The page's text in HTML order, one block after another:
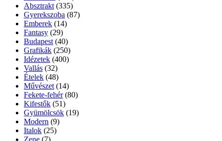
Absztrakt (335)
Gyerekszoba (87)
Emberek (14)
Fantasy (29)
Budapest (40)
Grafikák (250)
Idézetek (400)
Vallás (32)
Ételek (48)
Művészet (14)
Fekete-fehér (80)
Kifestők (51)
Gyümölcsök (19)
Modern (9)
Italok (25)
Zene (7)